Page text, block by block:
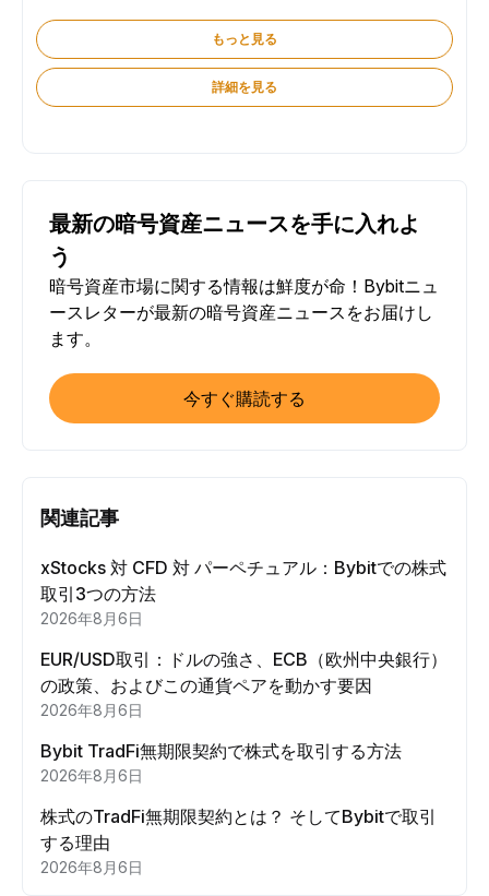
もっと見る
詳細を見る
最新の暗号資産ニュースを手に入れよ
う
暗号資産市場に関する情報は鮮度が命！Bybitニュ
ースレターが最新の暗号資産ニュースをお届けし
ます。
今すぐ購読する
関連記事
xStocks 対 CFD 対 パーペチュアル：Bybitでの株式
取引3つの方法
2026年8月6日
EUR/USD取引：ドルの強さ、ECB（欧州中央銀行）
の政策、およびこの通貨ペアを動かす要因
2026年8月6日
Bybit TradFi無期限契約で株式を取引する方法
2026年8月6日
株式のTradFi無期限契約とは？ そしてBybitで取引
する理由
2026年8月6日